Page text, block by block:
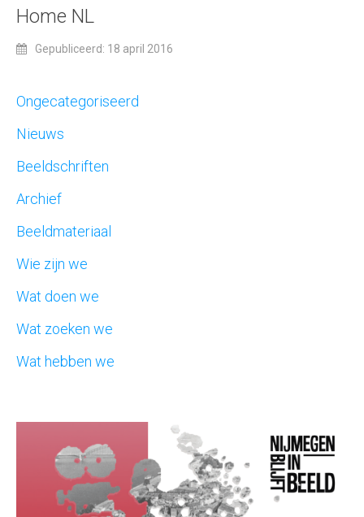
Home NL
Gepubliceerd: 18 april 2016
Ongecategoriseerd
Nieuws
Beeldschriften
Archief
Beeldmateriaal
Wie zijn we
Wat doen we
Wat zoeken we
Wat hebben we